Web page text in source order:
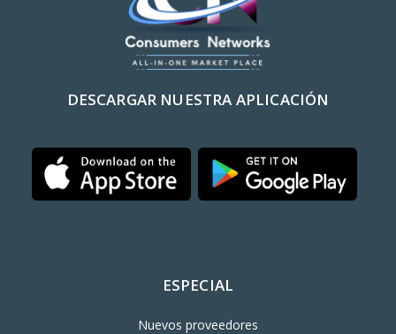
DESCARGAR NUESTRA APLICACIÓN
ESPECIAL
Nuevos proveedores